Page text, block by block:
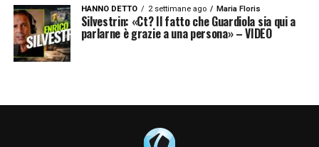
HANNO DETTO 2 settimane ago Maria Floris
Silvestrin: «Ct? Il fatto che Guardiola sia qui a
parlarne è grazie a una persona» – VIDEO